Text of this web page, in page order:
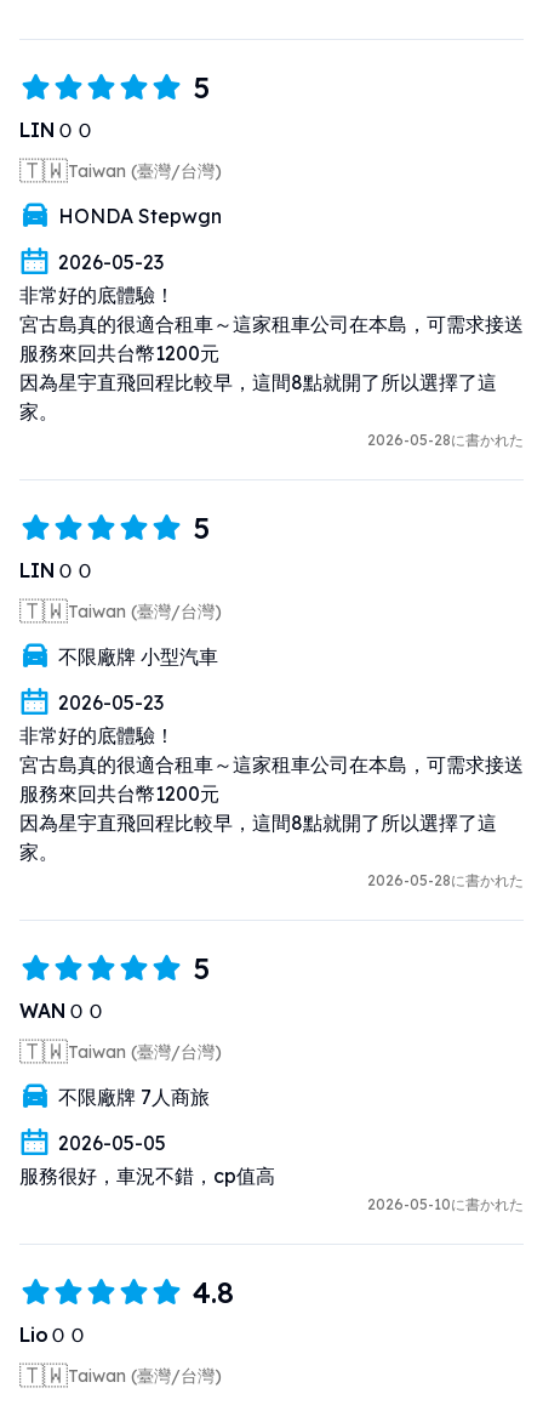
5
LINＯＯ
🇹🇼Taiwan (臺灣/台灣)
HONDA Stepwgn
2026-05-23
非常好的底體驗！
宮古島真的很適合租車～這家租車公司在本島，可需求接送
服務來回共台幣1200元
因為星宇直飛回程比較早，這間8點就開了所以選擇了這
家。
2026-05-28に書かれた
5
LINＯＯ
🇹🇼Taiwan (臺灣/台灣)
不限廠牌 小型汽車
2026-05-23
非常好的底體驗！
宮古島真的很適合租車～這家租車公司在本島，可需求接送
服務來回共台幣1200元
因為星宇直飛回程比較早，這間8點就開了所以選擇了這
家。
2026-05-28に書かれた
5
WANＯＯ
🇹🇼Taiwan (臺灣/台灣)
不限廠牌 7人商旅
2026-05-05
服務很好，車況不錯，cp值高
2026-05-10に書かれた
4.8
LioＯＯ
🇹🇼Taiwan (臺灣/台灣)